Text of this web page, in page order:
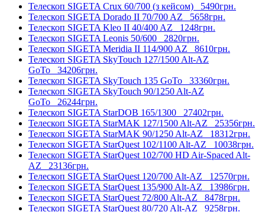
Телескоп SIGETA Crux 60/700 (з кейсом) 5490грн.
Телескоп SIGETA Dorado II 70/700 AZ 5658грн.
Телескоп SIGETA Kleo II 40/400 AZ 1248грн.
Телескоп SIGETA Leonis 50/600 2820грн.
Телескоп SIGETA Meridia II 114/900 AZ 8610грн.
Телескоп SIGETA SkyTouch 127/1500 Alt-AZ
GoTo 34206грн.
Телескоп SIGETA SkyTouch 135 GoTo 33360грн.
Телескоп SIGETA SkyTouch 90/1250 Alt-AZ
GoTo 26244грн.
Телескоп SIGETA StarDOB 165/1300 27402грн.
Телескоп SIGETA StarMAK 127/1500 Alt-AZ 25356грн.
Телескоп SIGETA StarMAK 90/1250 Alt-AZ 18312грн.
Телескоп SIGETA StarQuest 102/1100 Alt-AZ 10038грн.
Телескоп SIGETA StarQuest 102/700 HD Air-Spaced Alt-
AZ 23136грн.
Телескоп SIGETA StarQuest 120/700 Alt-AZ 12570грн.
Телескоп SIGETA StarQuest 135/900 Alt-AZ 13986грн.
Телескоп SIGETA StarQuest 72/800 Alt-AZ 8478грн.
Телескоп SIGETA StarQuest 80/720 Alt-AZ 9258грн.